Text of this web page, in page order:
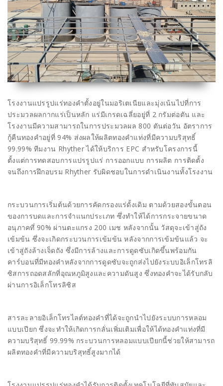
โรงงานแปรรูปแร่ทองคำตั้งอยู่ในมอริเตเนียและมุ่งเน้นไปที่การ
ประมวลผลกากแร่เป็นหลัก แร่มีเกรดเฉลี่ยอยู่ที่ 2 กรัมต่อตัน และ
โรงงานมีความสามารถในการประมวลผล 800 ตันต่อวัน อัตราการ
กู้คืนทองคำอยู่ที่ 94% ส่งผลให้ผลิตทองคำแท่งที่มีความบริสุทธิ์
99.99% ทีมงาน Rhyther ได้ให้บริการ EPC สำหรับโครงการนี้
ตั้งแต่การทดสอบการแปรรูปแร่ การออกแบบ การผลิต การติดตั้ง
จนถึงการฝึกอบรม Rhyther รับผิดชอบในการดำเนินงานทั้งโรงงาน
กระบวนการเริ่มต้นด้วยการคัดกรองแร่ดั้งเดิม ตามด้วยสองขั้นตอน
ของการบดและการจำแนกประเภท ซึ่งทำให้ได้การกระจายขนาด
อนุภาคที่ 90% ผ่านตะแกรง 200 เมช หลังจากนั้น วัสดุจะเข้าสู่ถัง
เข้มข้น ซึ่งจะเกิดกระบวนการเข้มข้น หลังจากการเข้มข้นแล้ว จะ
เข้าสู่ถังล้างเจ็ดถัง ซึ่งมีการล้างและการดูดซับเกิดขึ้นพร้อมกัน
คาร์บอนที่มีทองคำหลังจากการดูดซับจะถูกส่งไปยังระบบอิเล็กโทรลิ
ซิสการถอดสลักที่อุณหภูมิสูงและความดันสูง ซึ่งทองคำจะได้รับกลับ
ผ่านการอิเล็กโทรลิซิส
สารละลายอิเล็กโทรไลต์ทองคำที่ได้จะถูกนำไปยังระบบการหลอม
แบบเปียก ซึ่งจะทำให้เกิดการกลั่นเพิ่มเติมเพื่อให้ได้ทองคำแท่งที่มี
ความบริสุทธิ์ 99.99% กระบวนการหลอมแบบเปียกนี้ช่วยให้สามารถ
ผลิตทองคำที่มีความบริสุทธิ์สูงมากได้